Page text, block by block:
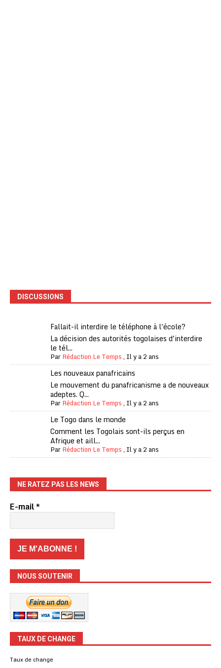
DISCUSSIONS
Fallait-il interdire le téléphone à l'école?
La décision des autorités togolaises d'interdire
le tél...
ParRédaction Le Temps, Il y a 2 ans
Les nouveaux panafricains
Le mouvement du panafricanisme a de nouveaux
adeptes. Q...
ParRédaction Le Temps, Il y a 2 ans
Le Togo dans le monde
Comment les Togolais sont-ils perçus en
Afrique et aill...
ParRédaction Le Temps, Il y a 2 ans
NE RATEZ PAS LES NEWS
E-mail*
NOUS SOUTENIR
TAUX DE CHANGE
Taux de change